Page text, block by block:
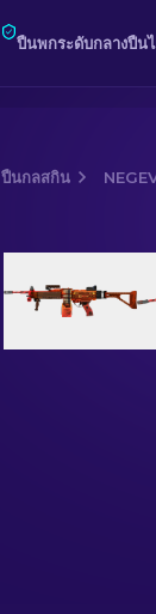
ปืนพกระดับกลางปืน
ปืนกลสกิน